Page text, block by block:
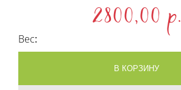
2800,00 p.
Вес